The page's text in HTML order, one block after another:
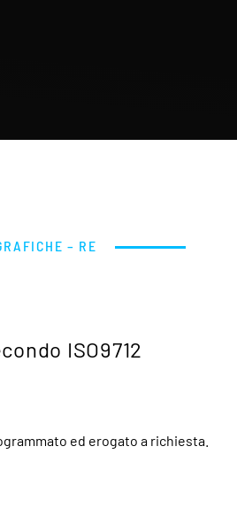
– RE
ISO9712
ed erogato a richiesta.